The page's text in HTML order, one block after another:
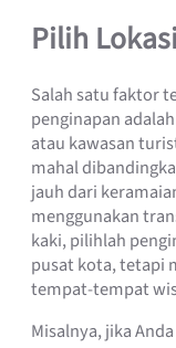
Pilih
Salah satu faktor
penginapan
atau kawasan
mahal
jauh dari
menggunakan
kaki, pilihlah
pusat kota, tetapi
tempat-tempat
Misalnya, jika